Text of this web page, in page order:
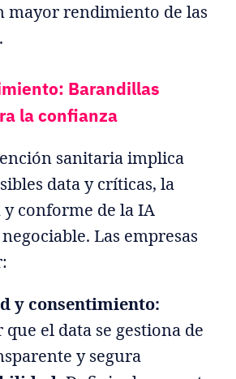
mayor rendimiento de las
Barandillas
la confianza
sanitaria implica
data y críticas, la
conforme de la IA
Las empresas
y consentimiento:
el data se gestiona de
y segura